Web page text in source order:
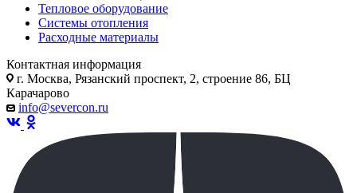
Тепловое оборудование
Системы отопления
Расходные материалы
Контактная информация
г. Москва, Рязанский проспект, 2, строение 86, БЦ
Карачарово
info@severcon.ru